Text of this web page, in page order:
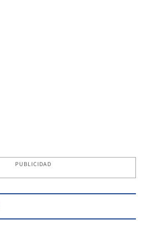
PUBLICIDAD